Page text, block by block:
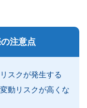
注意点
スクが発生する
動リスクが高くな